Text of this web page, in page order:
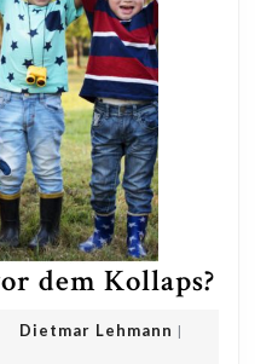
dem Kollaps?
Dietmar Lehmann Dietmar
|